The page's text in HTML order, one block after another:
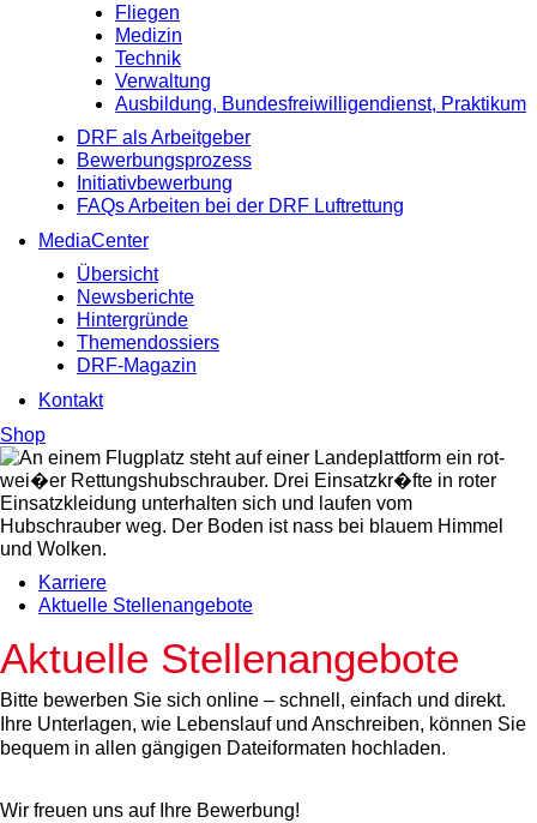
Fliegen
Medizin
Technik
Verwaltung
Ausbildung, Bundesfreiwilligendienst, Praktikum
DRF als Arbeitgeber
Bewerbungsprozess
Initiativbewerbung
FAQs Arbeiten bei der DRF Luftrettung
MediaCenter
Übersicht
Newsberichte
Hintergründe
Themendossiers
DRF-Magazin
Kontakt
Shop
Karriere
Aktuelle Stellenangebote
Aktuelle Stellenangebote
Bitte bewerben Sie sich online – schnell, einfach und direkt.
Ihre Unterlagen, wie Lebenslauf und Anschreiben, können Sie
bequem in allen gängigen Dateiformaten hochladen.
Wir freuen uns auf Ihre Bewerbung!